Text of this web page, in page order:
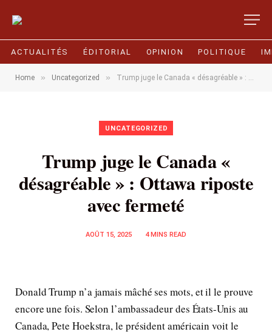
ACTUALITÉS ÉDITORIAL OPINION POLITIQUE
Home » Uncategorized » Trump juge le Canada « désagréable » : Ottawa riposte avec fermeté
UNCATEGORIZED
Trump juge le Canada «
désagréable » : Ottawa riposte
avec fermeté
AOÛT 15, 2025 4 MINS READ
Donald Trump n’a jamais mâché ses mots, et il le prouve
encore une fois. Selon l’ambassadeur des États-Unis au
Canada, Pete Hoekstra, le président américain voit le